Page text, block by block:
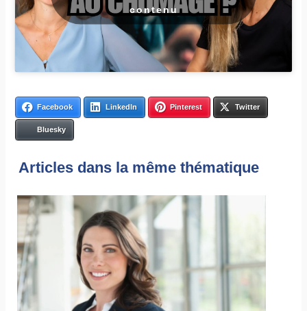
contenu
Facebook LinkedIn Pinterest Twitter
Bluesky
Articles dans la même thématique